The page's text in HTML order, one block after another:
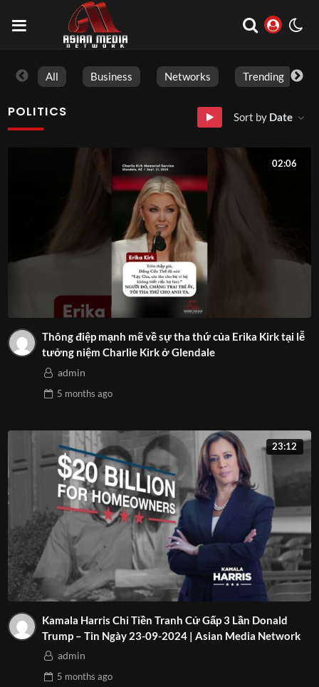
All Business Networks Trending
POLITICS Sort by Date
02:06
Thông điệp mạnh mẽ về sự tha thứ của Erika Kirk tại lễ
tưởng niệm Charlie Kirk ở Glendale
admin
5 months ago
23:12
Kamala Harris Chi Tiền Tranh Cử Gấp 3 Lần Donald
Trump – Tin Ngày 23-09-2024 | Asian Media Network
admin
5 months ago